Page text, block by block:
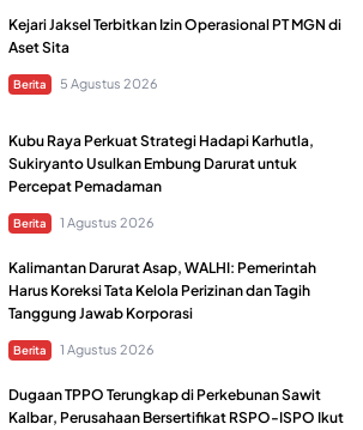
Kejari Jaksel Terbitkan Izin Operasional PT MGN di
Aset Sita
Berita 5 Agustus 2026
Kubu Raya Perkuat Strategi Hadapi Karhutla,
Sukiryanto Usulkan Embung Darurat untuk
Percepat Pemadaman
Berita 1 Agustus 2026
Kalimantan Darurat Asap, WALHI: Pemerintah
Harus Koreksi Tata Kelola Perizinan dan Tagih
Tanggung Jawab Korporasi
Berita 1 Agustus 2026
Dugaan TPPO Terungkap di Perkebunan Sawit
Kalbar, Perusahaan Bersertifikat RSPO-ISPO Ikut